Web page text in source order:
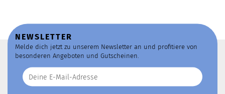
NEWSLETTER
Melde dich jetzt zu unserem Newsletter an und profitiere von
besonderen Angeboten und Gutscheinen.